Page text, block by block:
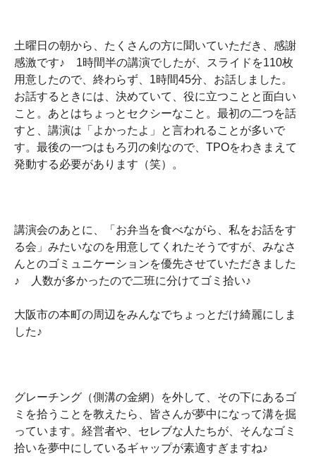
土曜日の朝から、たくさんの方に聞いていただき、感謝
感激です♪ 1時間半の講演でしたが、スライドを110枚
用意したので、終わらず、1時間45分、お話しました。
お話するときには、決めていて、役に立つことと面白い
こと。あとはちょっとセクシーなこと。最初の二つを話
すと、講演は「よかったよ」と言われることが多いで
す。最後の一つはもろ刃の剣なので、TPOをわきまえて
発動する必要があります（笑）。
講演会のあとに、「お弁当を食べながら、私をお話をす
る会」みたいなのを用意してくれたそうですが、みなさ
んとのゴミュニケーションを優先させていただきました
♪ 人数が多かったので二班に分けてゴミ拾い♪
大阪市の本町の周辺をみんなでちょっとだけ綺麗にしま
した♪
グレーチング（側溝の金網）を外して、その下にあるゴ
ミを拾うことを教えたら、皆さんが夢中になって溝を掘
っています。経営者や、セレブな人たちが、そんなゴミ
拾いを夢中にしているギャップが素適すぎますね♪